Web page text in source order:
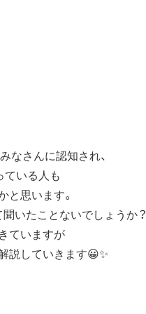
なさんに認知され、
ている人も
と思います。
聞いたことないでしょうか？
ていますが
説していきます😀✨